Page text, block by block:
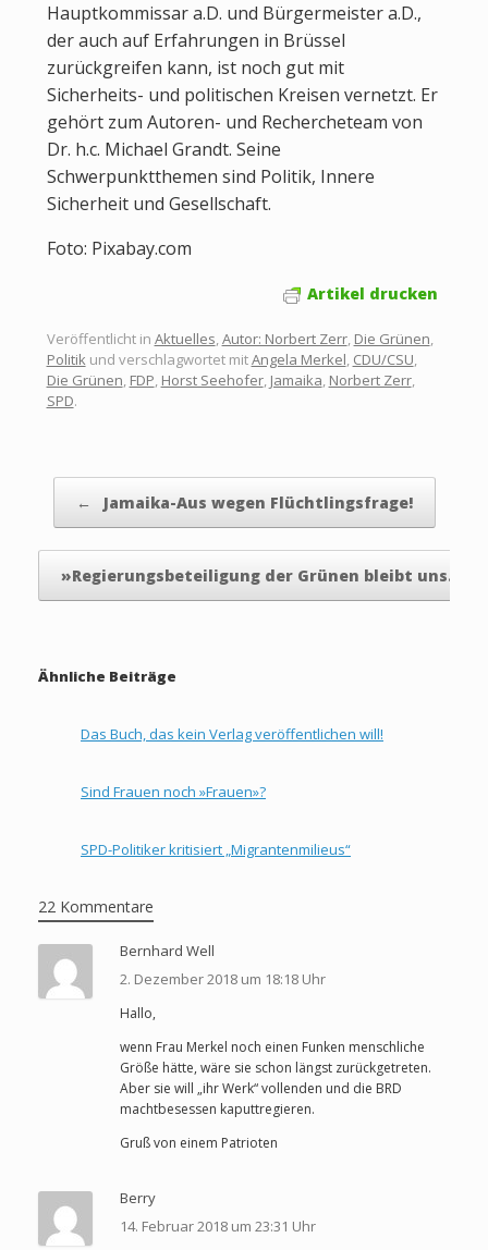
Hauptkommissar a.D. und Bürgermeister a.D.,
der auch auf Erfahrungen in Brüssel
zurückgreifen kann, ist noch gut mit
Sicherheits- und politischen Kreisen vernetzt. Er
gehört zum Autoren- und Rechercheteam von
Dr. h.c. Michael Grandt. Seine
Schwerpunktthemen sind Politik, Innere
Sicherheit und Gesellschaft.
Foto: Pixabay.com
Artikel drucken
Veröffentlicht in Aktuelles Autor: Norbert Zerr, Die Grünen
Politik und verschlagwortet mitAngela Merkel CDU/CSU
Die Grünen FDP Horst Seehofer, Jamaika Norbert Zerr,
SPD.
← Jamaika-Aus wegen Flüchtlingsfrage!
»Regierungsbeteiligung der Grünen bleibt uns…
Ähnliche Beiträge
Das Buch, das kein Verlag veröffentlichen will!
Sind Frauen noch »Frauen»?
SPD-Politiker kritisiert „Migrantenmilieus“
22 Kommentare
Bernhard Well
2. Dezember 2018 um 18:18 Uhr
Hallo,
wenn Frau Merkel noch einen Funken menschliche
Größe hätte, wäre sie schon längst zurückgetreten.
Aber sie will „ihr Werk“ vollenden und die BRD
machtbesessen kaputtregieren.
Gruß von einem Patrioten
Berry
14. Februar 2018 um 23:31 Uhr